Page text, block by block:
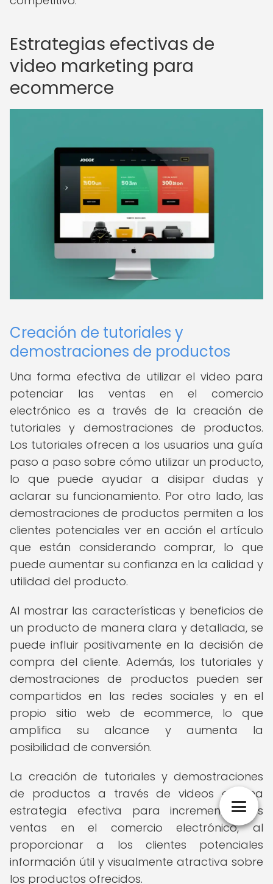
Estrategias efectivas de
video marketing para
ecommerce
Creación de tutoriales y
demostraciones de productos
Una forma efectiva de utilizar el video para
potenciar las ventas en el comercio
electrónico es a través de la creación de
tutoriales y demostraciones de productos.
Los tutoriales ofrecen a los usuarios una guía
paso a paso sobre cómo utilizar un producto,
lo que puede ayudar a disipar dudas y
aclarar su funcionamiento. Por otro lado, las
demostraciones de productos permiten a los
clientes potenciales ver en acción el artículo
que están considerando comprar, lo que
puede aumentar su confianza en la calidad y
utilidad del producto.
Al mostrar las características y beneficios de
un producto de manera clara y detallada, se
puede influir positivamente en la decisión de
compra del cliente. Además, los tutoriales y
demostraciones de productos pueden ser
compartidos en las redes sociales y en el
propio sitio web de ecommerce, lo que
amplifica su alcance y aumenta la
posibilidad de conversión.
La creación de tutoriales y demostraciones
de productos a través de videos es una
estrategia efectiva para incrementar las
ventas en el comercio electrónico, al
proporcionar a los clientes potenciales
información útil y visualmente atractiva sobre
los productos ofrecidos.